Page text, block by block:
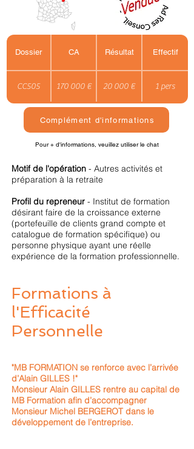
Dossier CA Résultat Effectif
CC505 170 000 € 20 000 € 1 pers
Complément d'informations
Pour + d'informations, veuillez utiliser le chat
Motif de l'opération - Autres activités et
préparation à la retraite
Profil du repreneur - Institut de formation
désirant faire de la croissance externe
(portefeuille de clients grand compte et
catalogue de formation spécifique) ou
personne physique ayant une réelle
expérience de la formation professionnelle.
Formations à
l'Efficacité
Personnelle
"MB FORMATION se renforce avec l’arrivée
d’Alain GILLES !"
Monsieur Alain GILLES rentre au capital de
MB Formation afin d’accompagner
Monsieur Michel BERGEROT dans le
développement de l’entreprise.